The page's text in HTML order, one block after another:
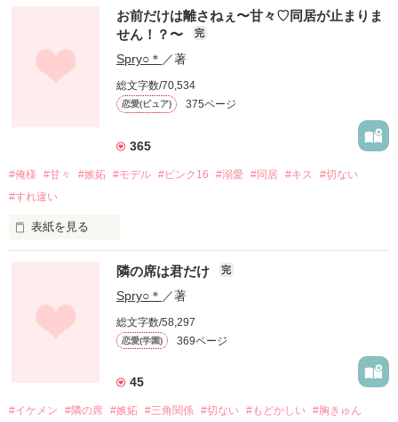
お前だけは離さねぇシリーズ第2弾！
またあの2人が帰って来ます！
○＊○＊○＊○＊○＊○＊○＊○＊○＊○＊
「私あなたのこと嫌いなの」
「俺のこと好きにならせてやるよ」
気が強い無自覚美少女＆学園の姫
裏表の激しい学園のアイドル兼売れっ子モデル
桂木流羽《katsuragi ruu 》
けど…？
お前だけは離さねぇ〜甘々♡同居が止まりま
せん！？〜
完
Spry○＊ ／著
総文字数/70,534
恋愛(ピュア) 375ページ
365
#俺様 #甘々 #嫉妬 #モデル #ピンク16 #溺愛 #同居 #キス
#切ない
#すれ違い
表紙を見る
「俺のこと好きにならせてやるよ」
柊紫音《hiragi shion》
×
隣の席は君だけ 完
Spry○＊ ／著
総文字数/58,297
恋愛(学園) 369ページ
45
#イケメン #隣の席 #嫉妬 #三角関係 #切ない #もどかしい #胸きゅん